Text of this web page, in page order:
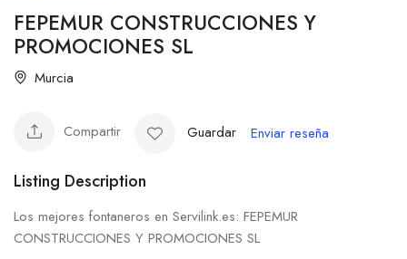
FEPEMUR CONSTRUCCIONES Y
PROMOCIONES SL
Murcia
Compartir Guardar Enviar reseña
Listing Description
Los mejores fontaneros en Servilink.es: FEPEMUR
CONSTRUCCIONES Y PROMOCIONES SL